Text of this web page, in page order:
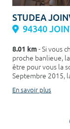
STUDEA
94340
8.01 km- Si vous
proche banlieue,
être pour vous la
Septembre 2015,
En savoir plus